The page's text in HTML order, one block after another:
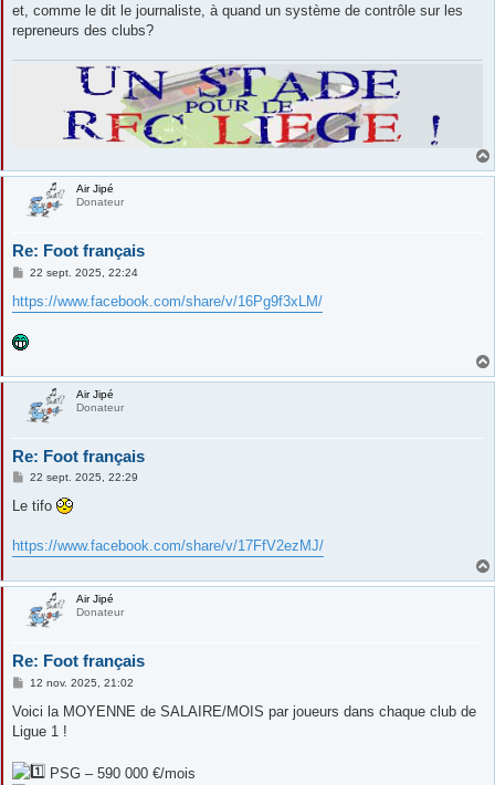
et, comme le dit le journaliste, à quand un système de contrôle sur les
repreneurs des clubs?
Air Jipé
Donateur
Re: Foot français
M
s
s
g
e
22 sept. 2025, 22:24
https://www.facebook.com/share/v/16Pg9f3xLM/
Air Jipé
Donateur
Re: Foot français
M
s
g
e
22 sept. 2025, 22:29
Le tifo
https://www.facebook.com/share/v/17FfV2ezMJ/
Air Jipé
Donateur
Re: Foot français
M
s
a
e
12 nov. 2025, 21:02
Voici la MOYENNE de SALAIRE/MOIS par joueurs dans chaque club de
Ligue 1 !
PSG – 590 000 €/mois